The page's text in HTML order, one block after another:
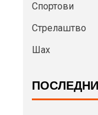
Спортови
Стрелаштво
Шах